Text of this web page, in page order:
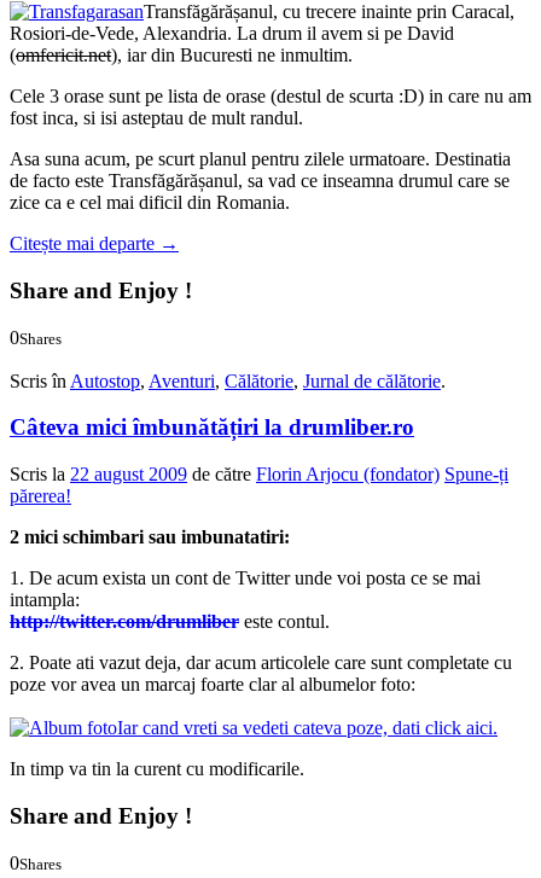
Transfăgărășanul, cu trecere inainte prin Caracal,
Rosiori-de-Vede, Alexandria. La drum il avem si pe David
(omfericit.net), iar din Bucuresti ne inmultim.
Cele 3 orase sunt pe lista de orase (destul de scurta :D) in care nu am
fost inca, si isi asteptau de mult randul.
Asa suna acum, pe scurt planul pentru zilele urmatoare. Destinatia
de facto este Transfăgărășanul, sa vad ce inseamna drumul care se
zice ca e cel mai dificil din Romania.
Citește mai departe →
Share and Enjoy !
0Shares
Scris în Autostop, Aventuri, Călătorie, Jurnal de călătorie.
Câteva mici îmbunătățiri la drumliber.ro
Scris la 22 august 2009 de către Florin Arjocu (fondator) Spune-ți
părerea!
2 mici schimbari sau imbunatatiri:
1. De acum exista un cont de Twitter unde voi posta ce se mai
intampla:
http://twitter.com/drumliber este contul.
2. Poate ati vazut deja, dar acum articolele care sunt completate cu
poze vor avea un marcaj foarte clar al albumelor foto:
Iar cand vreti sa vedeti cateva poze, dati click aici.
In timp va tin la curent cu modificarile.
Share and Enjoy !
0Shares